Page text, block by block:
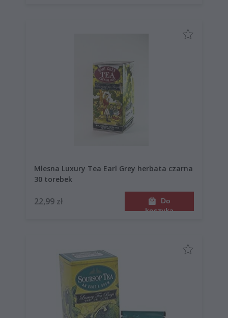
Mlesna Luxury Tea Earl Grey herbata czarna
30 torebek
22,99 zł
Do
koszyka